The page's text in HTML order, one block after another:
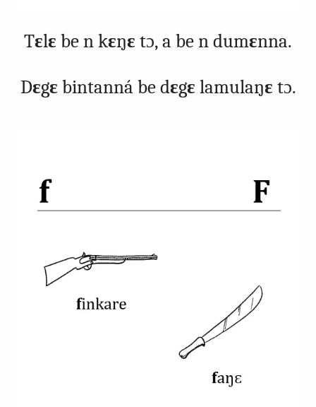
Tɛlɛ be n kɛŋɛ tɔ, a be n dumɛnna.
Dɛgɛ bintanná be dɛgɛ lamulaŋɛ tɔ.